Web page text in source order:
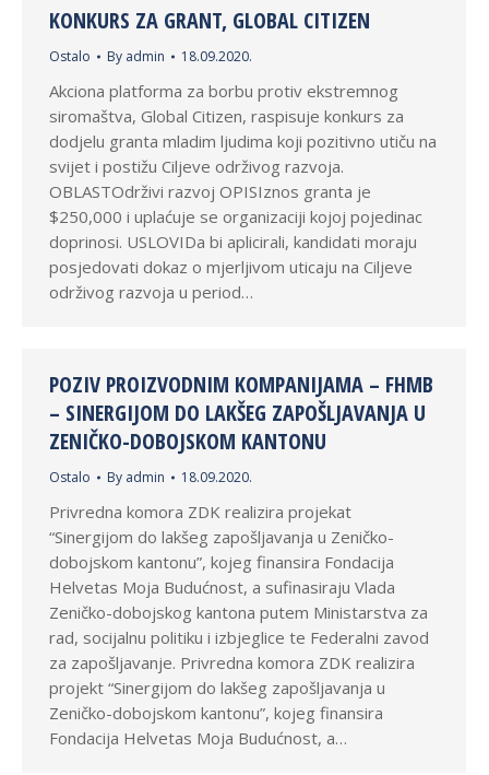
KONKURS ZA GRANT, GLOBAL CITIZEN
Ostalo By admin 18.09.2020.
Akciona platforma za borbu protiv ekstremnog
siromaštva, Global Citizen, raspisuje konkurs za
dodjelu granta mladim ljudima koji pozitivno utiču na
svijet i postižu Ciljeve održivog razvoja.
OBLASTOdrživi razvoj OPISIznos granta je
$250,000 i uplaćuje se organizaciji kojoj pojedinac
doprinosi. USLOVIDa bi aplicirali, kandidati moraju
posjedovati dokaz o mjerljivom uticaju na Ciljeve
održivog razvoja u period…
POZIV PROIZVODNIM KOMPANIJAMA – FHMB
– SINERGIJOM DO LAKŠEG ZAPOŠLJAVANJA U
ZENIČKO-DOBOJSKOM KANTONU
Ostalo By admin 18.09.2020.
Privredna komora ZDK realizira projekat
“Sinergijom do lakšeg zapošljavanja u Zeničko-
dobojskom kantonu”, kojeg finansira Fondacija
Helvetas Moja Budućnost, a sufinasiraju Vlada
Zeničko-dobojskog kantona putem Ministarstva za
rad, socijalnu politiku i izbjeglice te Federalni zavod
za zapošljavanje. Privredna komora ZDK realizira
projekt “Sinergijom do lakšeg zapošljavanja u
Zeničko-dobojskom kantonu”, kojeg finansira
Fondacija Helvetas Moja Budućnost, a…